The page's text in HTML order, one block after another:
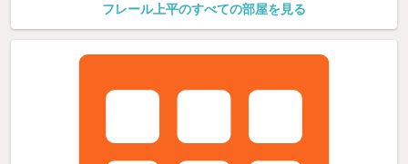
フレール上平のすべての部屋を見る